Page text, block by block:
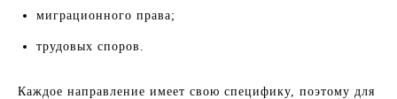
миграционного права;
трудовых споров.
Каждое направление имеет свою специфику, поэтому для